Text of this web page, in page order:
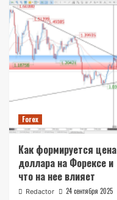
Forex
Как формируется цена
доллара на Форексе и
что на нее влияет
Redactor 24 сентября 2025